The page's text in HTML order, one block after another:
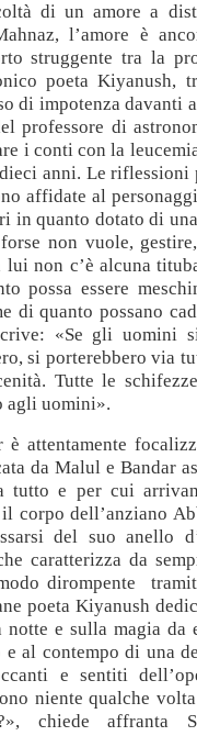
di un amore a
l’amore è
struggente tra la
poeta Kiyanush,
di impotenza davanti
professore di
i conti con la
anni. Le riflessioni
affidate al
in quanto dotato di
non vuole,
non c’è alcuna
possa essere
di quanto possano
«Se gli uomini
si porterebbero via
Tutte le
agli uomini».
attentamente
da Malul e Bandar
tutto e per cui
corpo dell’anziano
del suo anello
caratterizza da
dirompente
poeta Kiyanush
notte e sulla magia da
al contempo di una
e sentiti
niente qualche
chiede affranta